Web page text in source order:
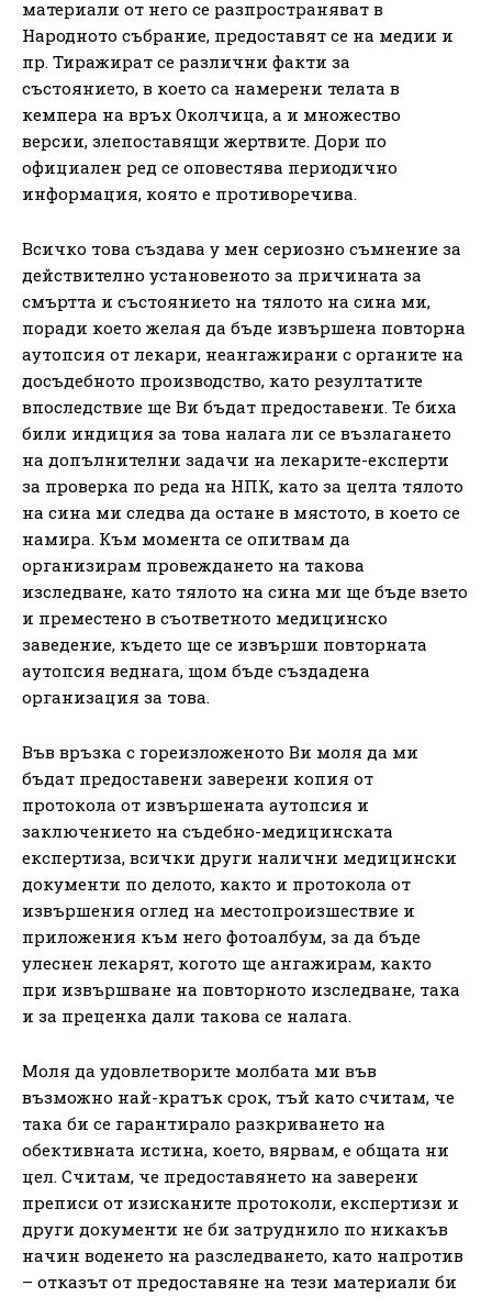
материали от него се разпространяват в
Народното събрание, предоставят се на медии и
пр. Тиражират се различни факти за
състоянието, в което са намерени телата в
кемпера на връх Околчица, а и множество
версии, злепоставящи жертвите. Дори по
официален ред се оповестява периодично
информация, която е противоречива.
Всичко това създава у мен сериозно съмнение за
действително установеното за причината за
смъртта и състоянието на тялото на сина ми,
поради което желая да бъде извършена повторна
аутопсия от лекари, неангажирани с органите на
досъдебното производство, като резултатите
впоследствие ще Ви бъдат предоставени. Те биха
били индиция за това налага ли се възлагането
на допълнителни задачи на лекарите-експерти
за проверка по реда на НПК, като за целта тялото
на сина ми следва да остане в мястото, в което се
намира. Към момента се опитвам да
организирам провеждането на такова
изследване, като тялото на сина ми ще бъде взето
и преместено в съответното медицинско
заведение, където ще се извърши повторната
аутопсия веднага, щом бъде създадена
организация за това.
Във връзка с гореизложеното Ви моля да ми
бъдат предоставени заверени копия от
протокола от извършената аутопсия и
заключението на съдебно-медицинската
експертиза, всички други налични медицински
документи по делото, както и протокола от
извършения оглед на местопроизшествие и
приложения към него фотоалбум, за да бъде
улеснен лекарят, когото ще ангажирам, както
при извършване на повторното изследване, така
и за преценка дали такова се налага.
Моля да удовлетворите молбата ми във
възможно най-кратък срок, тъй като считам, че
така би се гарантирало разкриването на
обективната истина, което, вярвам, е общата ни
цел. Считам, че предоставянето на заверени
преписи от изисканите протоколи, експертизи и
други документи не би затруднило по никакъв
начин воденето на разследването, като напротив
– отказът от предоставяне на тези материали би